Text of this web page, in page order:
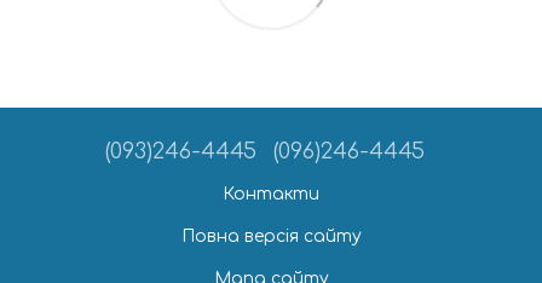
(093)246-4445 (096)246-4445
Контакти
Повна версія сайту
Мапа сайту